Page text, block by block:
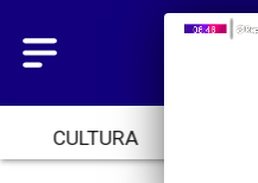
CULTURA